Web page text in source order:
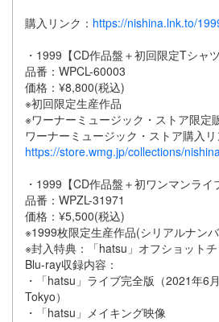
購入リンク： https://nishina.lnk.to/
・1999【CD作品盤＋初回限定Tシャ
品番：WPCL-60003
価格：¥8,800(税込)
※初回限定生産作品
※ワーナーミュージック・ストア限定
ワーナーミュージック・ストア購入リ
https://store.wmg.jp/collections/
・1999【CD作品盤＋初ワンマンライ
品番：WPZL-31971
価格：¥5,500(税込)
※1999枚限定生産作品(シリアルナン
※封入特典：「hatsu」オフショット
Blu-ray収録内容：
・「hatsu」ライブ完全版（2021年6
Tokyo）
・「hatsu」メイキング映像